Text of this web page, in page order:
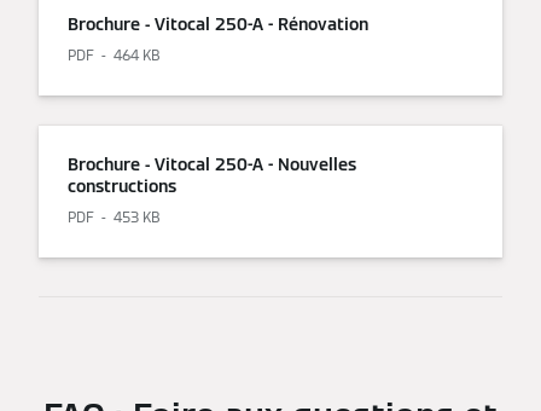
Brochure - Vitocal 250-A - Rénovation
PDF 464 KB
Brochure - Vitocal 250-A - Nouvelles
constructions
PDF 453 KB